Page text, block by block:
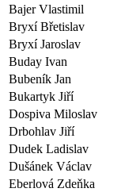
Bajer Vlastimil
Bryxí Břetislav
Bryxí Jaroslav
Buday Ivan
Bubeník Jan
Bukartyk Jiří
Dospiva Miloslav
Drbohlav Jiří
Dudek Ladislav
Dušánek Václav
Eberlová Zdeňka